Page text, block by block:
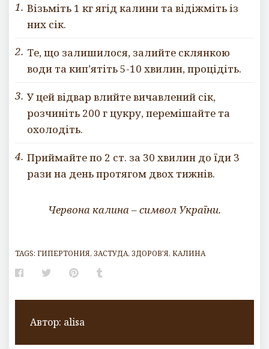
Візьміть 1 кг ягід калини та відіжміть із
них сік.
Те, що залишилося, залийте склянкою
води та кип’ятіть 5-10 хвилин, процідіть.
У цей відвар влийте вичавлений сік,
розчиніть 200 г цукру, перемішайте та
охолодіть.
Приймайте по 2 ст. за 30 хвилин до їди 3
рази на день протягом двох тижнів.
Червона калина – символ України.
TAGS: ГИПЕРТОНИЯ, ЗАСТУДА, ЗДОРОВ'Я, КАЛИНА
FacebookTwitterPinterest
Автор: alisa